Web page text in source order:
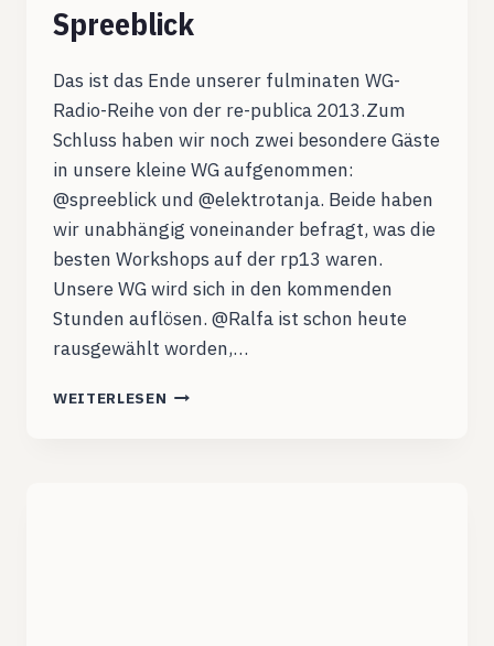
Spreeblick
Das ist das Ende unserer fulminaten WG-
Radio-Reihe von der re-publica 2013.Zum
Schluss haben wir noch zwei besondere Gäste
in unsere kleine WG aufgenommen:
@spreeblick und @elektrotanja. Beide haben
wir unabhängig voneinander befragt, was die
besten Workshops auf der rp13 waren.
Unsere WG wird sich in den kommenden
Stunden auflösen. @Ralfa ist schon heute
rausgewählt worden,…
WEITERLESEN RP13WG004: